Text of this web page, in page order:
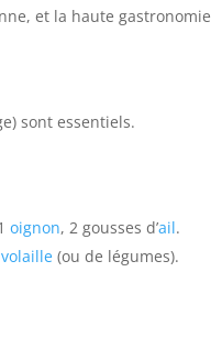
et la haute
sont essentiels.
oignon, 2 gousses d’ail.
(ou de légumes).